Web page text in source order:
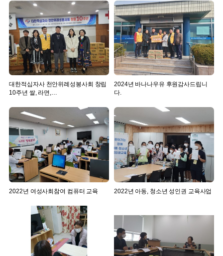
대한적십자사 천안위례성봉사회 창립
10주년 쌀, 라면,…
2024년 바나나우유 후원감사드립니
다.
2022년 여성사회참여 컴퓨터 교육 2022년 아동, 청소년 성인권 교육사업